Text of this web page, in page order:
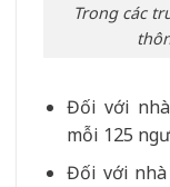
Trong các
Đối với
mỗi 125
Đối với nhà